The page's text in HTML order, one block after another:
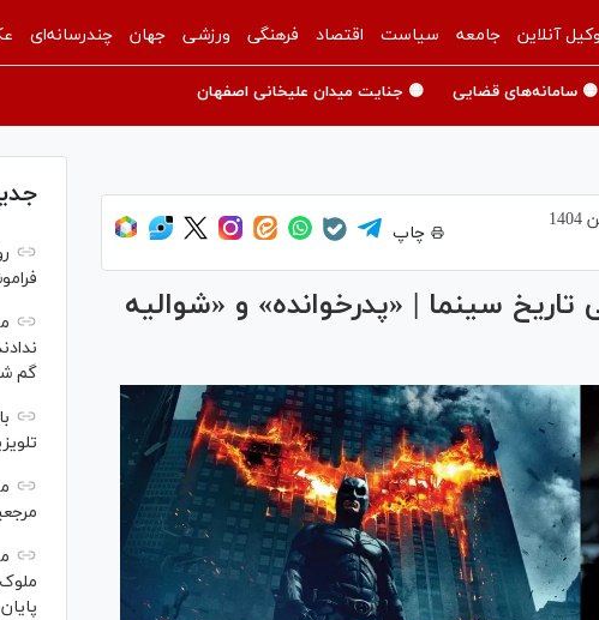
وکیل آنلاین جامعه سیاست اقتصاد فرهنگی ورزشی جهان چندرسانه‌ای
🟡 سامانه‌های قضایی 🟡 جنایت میدان علیخانی اصفهان
چاپ
سینما | «پدرخوانده» و «شوالیه
گم